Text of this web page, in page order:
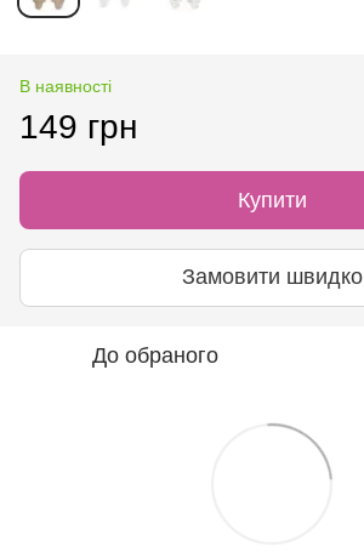
В наявності
149 грн
Купити
Замовити швидко
До обраного